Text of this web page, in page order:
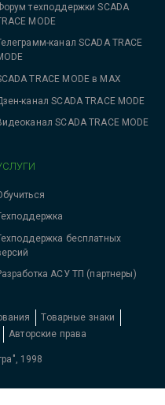
техподдержки SCADA
MODE
канал SCADA TRACE
TRACE MODE в MAX
канал SCADA TRACE MODE
SCADA TRACE MODE
бесплатных
АСУ ТП (партнеры)
Товарные знаки
Авторские права
1998